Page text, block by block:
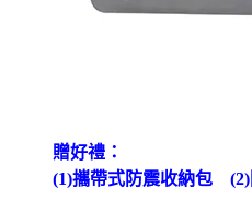
贈好禮：
(1)攜帶式防震收納包 (2)